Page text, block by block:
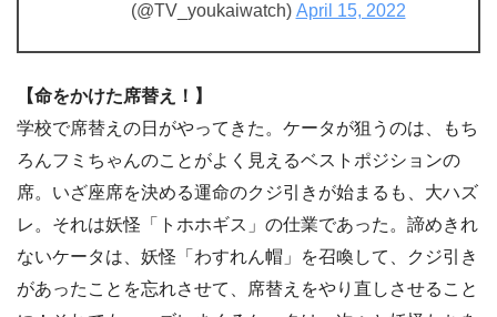
(@TV_youkaiwatch) April 15, 2022
【命をかけた席替え！】
学校で席替えの日がやってきた。ケータが狙うのは、もち
ろんフミちゃんのことがよく見えるベストポジションの
席。いざ座席を決める運命のクジ引きが始まるも、大ハズ
レ。それは妖怪「トホホギス」の仕業であった。諦めきれ
ないケータは、妖怪「わすれん帽」を召喚して、クジ引き
があったことを忘れさせて、席替えをやり直しさせること